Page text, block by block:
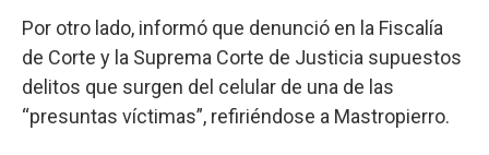
Por otro lado, informó que denunció en la Fiscalía
de Corte y la Suprema Corte de Justicia supuestos
delitos que surgen del celular de una de las
“presuntas víctimas”, refiriéndose a Mastropierro.